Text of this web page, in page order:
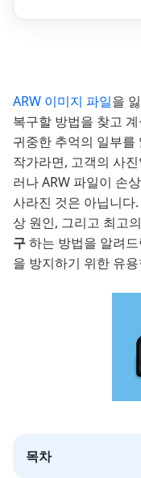
ARW 이미지 파일을
복구할 방법을 찾고
귀중한 추억의 일부를
작가라면, 고객의 사
러나 ARW 파일이 손
사라진 것은 아닙니다
상 원인, 그리고 최고
구하는 방법을 알려
을 방지하기 위한 유
목차